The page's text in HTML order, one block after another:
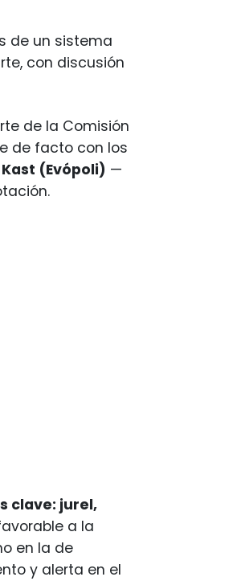
de un sistema
con discusión
de la Comisión
de facto con los
(Evópoli) —
clave: jurel,
a la
en la de
y alerta en el